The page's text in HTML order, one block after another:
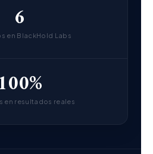
6
en BlackHold Labs
en resultados reales